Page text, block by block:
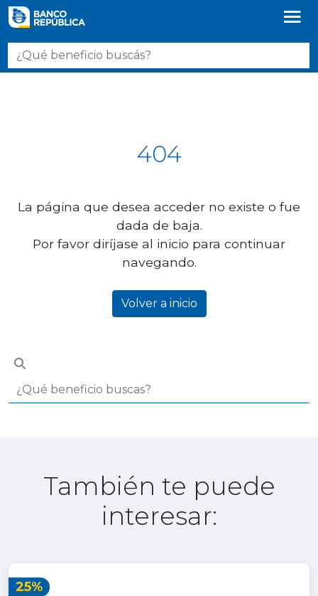
404
La página que desea acceder no existe o fue
dada de baja.
Por favor diríjase al inicio para continuar
navegando.
Volver a inicio
También te puede
interesar:
25%